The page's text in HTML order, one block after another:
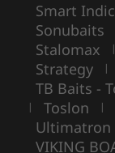
Smart
Sonubaits
Stalomax |
Strategy |
TB Baits -
| Toslon |
Ultimatron
VIKING